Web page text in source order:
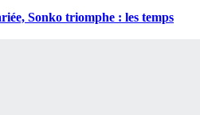
Sonko triomphe : les temps